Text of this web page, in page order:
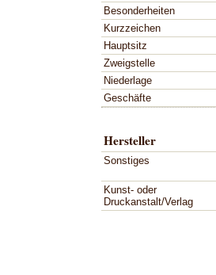
Besonderheiten
Kurzzeichen
Hauptsitz
Zweigstelle
Niederlage
Geschäfte
Hersteller
Sonstiges
Kunst- oder
Druckanstalt/Verlag